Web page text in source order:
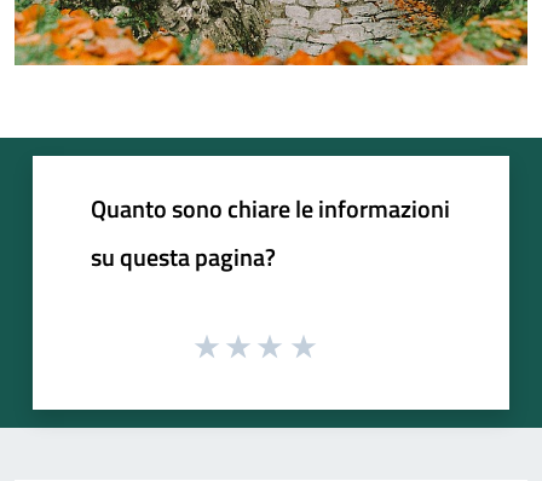
Quanto sono chiare le informazioni
su questa pagina?